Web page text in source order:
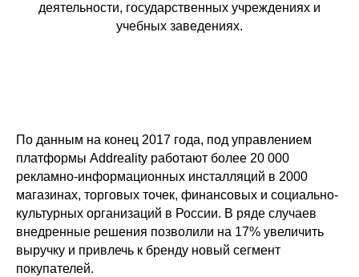
деятельности, государственных учреждениях и
учебных заведениях.
По данным на конец 2017 года, под управлением
платформы Addreality работают более 20 000
рекламно-информационных инсталляций в 2000
магазинах, торговых точек, финансовых и социально-
культурных организаций в России. В ряде случаев
внедренные решения позволили на 17% увеличить
выручку и привлечь к бренду новый сегмент
покупателей.